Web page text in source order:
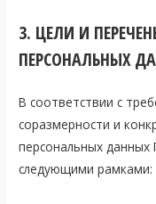
3. ЦЕЛИ И
ПЕРСОНАЛЬНЫХ
В соответствии с
соразмерности и
персональных данных
следующими рамками: